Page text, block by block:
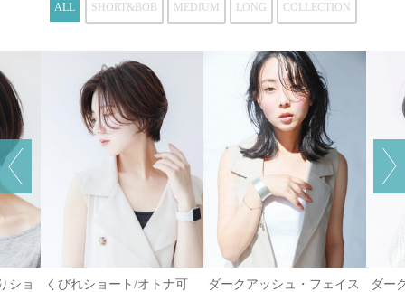
ALL SHORT&BOB MEDIUM LONG COLLECTION
ショ
くびれショート/オトナ可
ダークアッシュ・フェイス
ダー